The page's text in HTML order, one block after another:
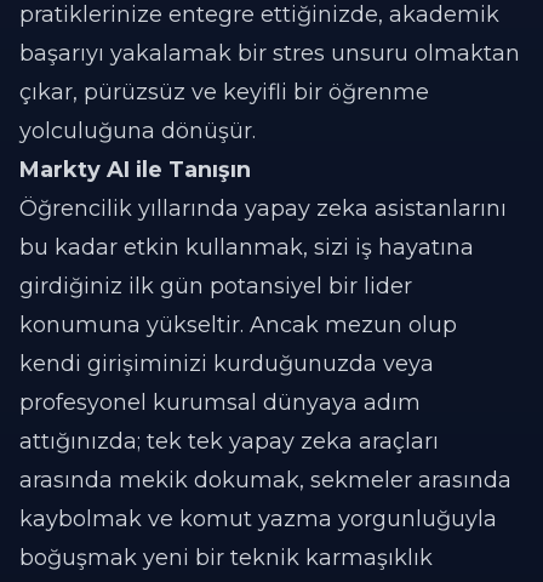
pratiklerinize entegre ettiğinizde, akademik
başarıyı yakalamak bir stres unsuru olmaktan
çıkar, pürüzsüz ve keyifli bir öğrenme
yolculuğuna dönüşür.
Markty AI ile Tanışın
Öğrencilik yıllarında yapay zeka asistanlarını
bu kadar etkin kullanmak, sizi iş hayatına
girdiğiniz ilk gün potansiyel bir lider
konumuna yükseltir. Ancak mezun olup
kendi girişiminizi kurduğunuzda veya
profesyonel kurumsal dünyaya adım
attığınızda; tek tek yapay zeka araçları
arasında mekik dokumak, sekmeler arasında
kaybolmak ve komut yazma yorgunluğuyla
boğuşmak yeni bir teknik karmaşıklık